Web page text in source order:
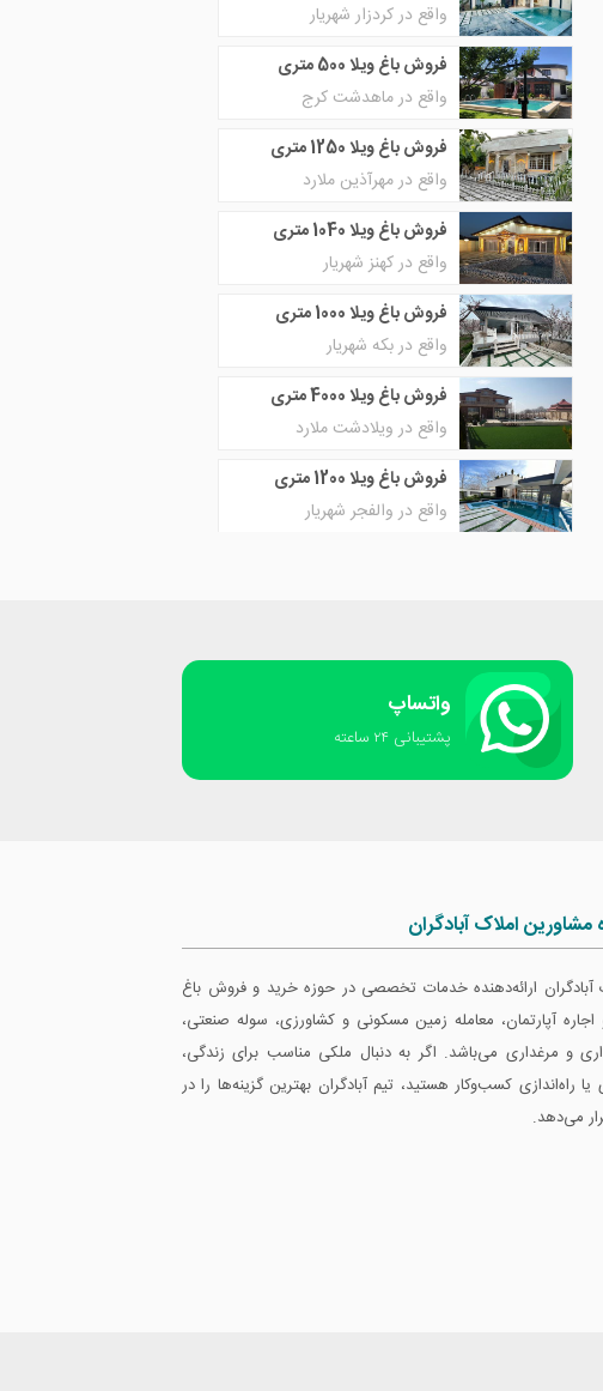
واقع در کردزار شهریار
فروش باغ ویلا 500 متری
واقع در ماهدشت کرج
فروش باغ ویلا 1250 متری
واقع در مهرآذین ملارد
فروش باغ ویلا 1040 متری
واقع در کهنز شهریار
فروش باغ ویلا 1000 متری
واقع در بکه شهریار
فروش باغ ویلا 4000 متری
واقع در ویلادشت ملارد
فروش باغ ویلا 1200 متری
واقع در والفجر شهریار
واتساپ
پشتیبانی ٢۴ ساعته
مشاورین املاک آبادگران
آبادگران ارائه‌دهنده خدمات تخصصی در حوزه خرید و فروش باغ
آپارتمان، معامله زمین مسکونی و کشاورزی، سوله صنعتی،
و مرغداری می‌باشد. اگر به دنبال ملکی مناسب برای زندگی،
یا راه‌اندازی کسب‌وکار هستید، تیم آبادگران بهترین گزینه‌ها را در
می‌دهد.